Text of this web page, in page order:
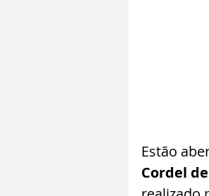
Estão
Cordel